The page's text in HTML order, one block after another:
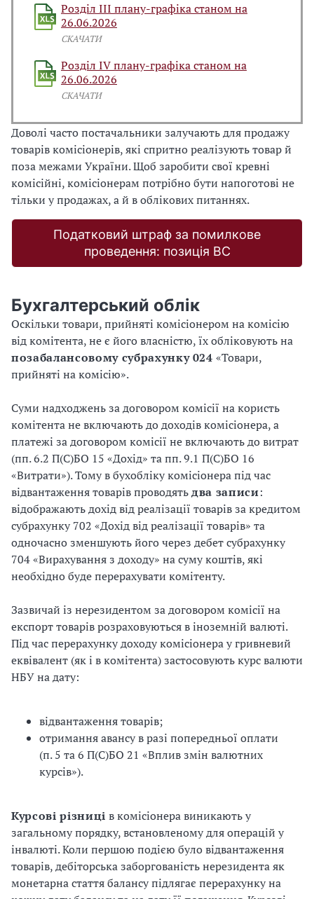
Розділ ІІІ плану-графіка станом на
26.06.2026
СКАЧАТИ
Розділ IV плану-графіка станом на
26.06.2026
СКАЧАТИ
Доволі часто постачальники залучають для продажу
товарів комісіонерів, які спритно реалізують товар й
поза межами України. Щоб заробити свої кревні
комісійні, комісіонерам потрібно бути напоготові не
тільки у продажах, а й в облікових питаннях.
Податковий штраф за помилкове
проведення: позиція ВС
Бухгалтерський облік
Оскільки товари, прийняті комісіонером на комісію
від комітента, не є його власністю, їх обліковують на
позабалансовому субрахунку 024 «Товари,
прийняті на комісію».
Суми надходжень за договором комісії на користь
комітента не включають до доходів комісіонера, а
платежі за договором комісії не включають до витрат
(пп. 6.2 П(С)БО 15 «Дохід» та пп. 9.1 П(С)БО 16
«Витрати»). Тому в бухобліку комісіонера під час
відвантаження товарів проводятьдва записи:
відображають дохід від реалізації товарів за кредитом
субрахунку 702 «Дохід від реалізації товарів» та
одночасно зменшують його через дебет субрахунку
704 «Вирахування з доходу» на суму коштів, які
необхідно буде перерахувати комітенту.
Зазвичай із нерезидентом за договором комісії на
експорт товарів розраховуються в іноземній валюті.
Під час перерахунку доходу комісіонера у гривневий
еквівалент (як і в комітента) застосовують курс валюти
НБУ на дату:
відвантаження товарів;
отримання авансу в разі попередньої оплати
(п. 5 та 6 П(С)БО 21 «Вплив змін валютних
курсів»).
Курсові різниці в комісіонера виникають у
загальному порядку, встановленому для операцій у
інвалюті. Коли першою подією було відвантаження
товарів, дебіторська заборгованість нерезидента як
монетарна стаття балансу підлягає перерахунку на